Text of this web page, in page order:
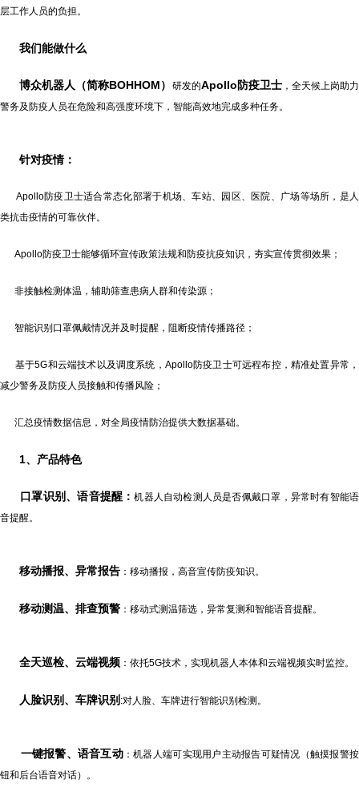
层工作人员的负担。
我们能做什么
博众机器人（简称BOHHOM） 研发的Apollo防疫卫士，全天候上岗助力
警务及防疫人员在危险和高强度环境下，智能高效地完成多种任务。
针对疫情：
Apollo防疫卫士适合常态化部署于机场、车站、园区、医院、广场等场所，是人
类抗击疫情的可靠伙伴。
Apollo防疫卫士能够循环宣传政策法规和防疫抗疫知识，夯实宣传贯彻效果；
非接触检测体温，辅助筛查患病人群和传染源；
智能识别口罩佩戴情况并及时提醒，阻断疫情传播路径；
基于5G和云端技术以及调度系统，Apollo防疫卫士可远程布控，精准处置异常，
减少警务及防疫人员接触和传播风险；
汇总疫情数据信息，对全局疫情防治提供大数据基础。
1、 产品特色
口罩识别、语音提醒 ：机器人自动检测人员是否佩戴口罩，异常时有智能语
音提醒。
移动播报、异常报告 ：移动播报，高音宣传防疫知识。
移动测温、排查预警 ：移动式测温筛选，异常复测和智能语音提醒。
全天巡检、云端视频 ：依托5G技术，实现机器人本体和云端视频实时监控。
人脸识别、车牌识别 :对人脸、车牌进行智能识别检测。
一键报警、语音互动：机器人端可实现用户主动报告可疑情况（触摸报警按
钮和后台语音对话）。